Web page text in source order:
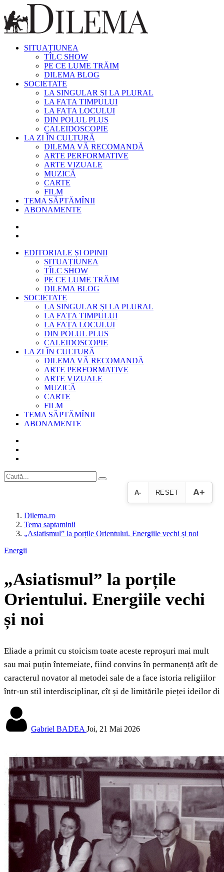
SITUAȚIUNEA
TÎLC SHOW
PE CE LUME TRĂIM
DILEMA BLOG
SOCIETATE
LA SINGULAR ȘI LA PLURAL
LA FAȚA TIMPULUI
LA FAȚA LOCULUI
DIN POLUL PLUS
CALEIDOSCOPIE
LA ZI ÎN CULTURĂ
DILEMA VĂ RECOMANDĂ
ARTE PERFORMATIVE
ARTE VIZUALE
MUZICĂ
CARTE
FILM
TEMA SĂPTĂMÎNII
ABONAMENTE
EDITORIALE ȘI OPINII
SITUAȚIUNEA
TÎLC SHOW
PE CE LUME TRĂIM
DILEMA BLOG
SOCIETATE
LA SINGULAR ȘI LA PLURAL
LA FAȚA TIMPULUI
LA FAȚA LOCULUI
DIN POLUL PLUS
CALEIDOSCOPIE
LA ZI ÎN CULTURĂ
DILEMA VĂ RECOMANDĂ
ARTE PERFORMATIVE
ARTE VIZUALE
MUZICĂ
CARTE
FILM
TEMA SĂPTĂMÎNII
ABONAMENTE
A- RESET A+
Dilema.ro
Tema saptaminii
„Asiatismul” la porțile Orientului. Energiile vechi și noi
Energii
„Asiatismul” la porțile
Orientului. Energiile vechi
și noi
Eliade a primit cu stoicism toate aceste reproșuri mai mult
sau mai puțin întemeiate, fiind convins în permanență atît de
caracterul novator al metodei sale de a face istoria religiilor
într-un stil interdisciplinar, cît și de limitările pieței ideilor di
Gabriel BADEA Joi, 21 Mai 2026